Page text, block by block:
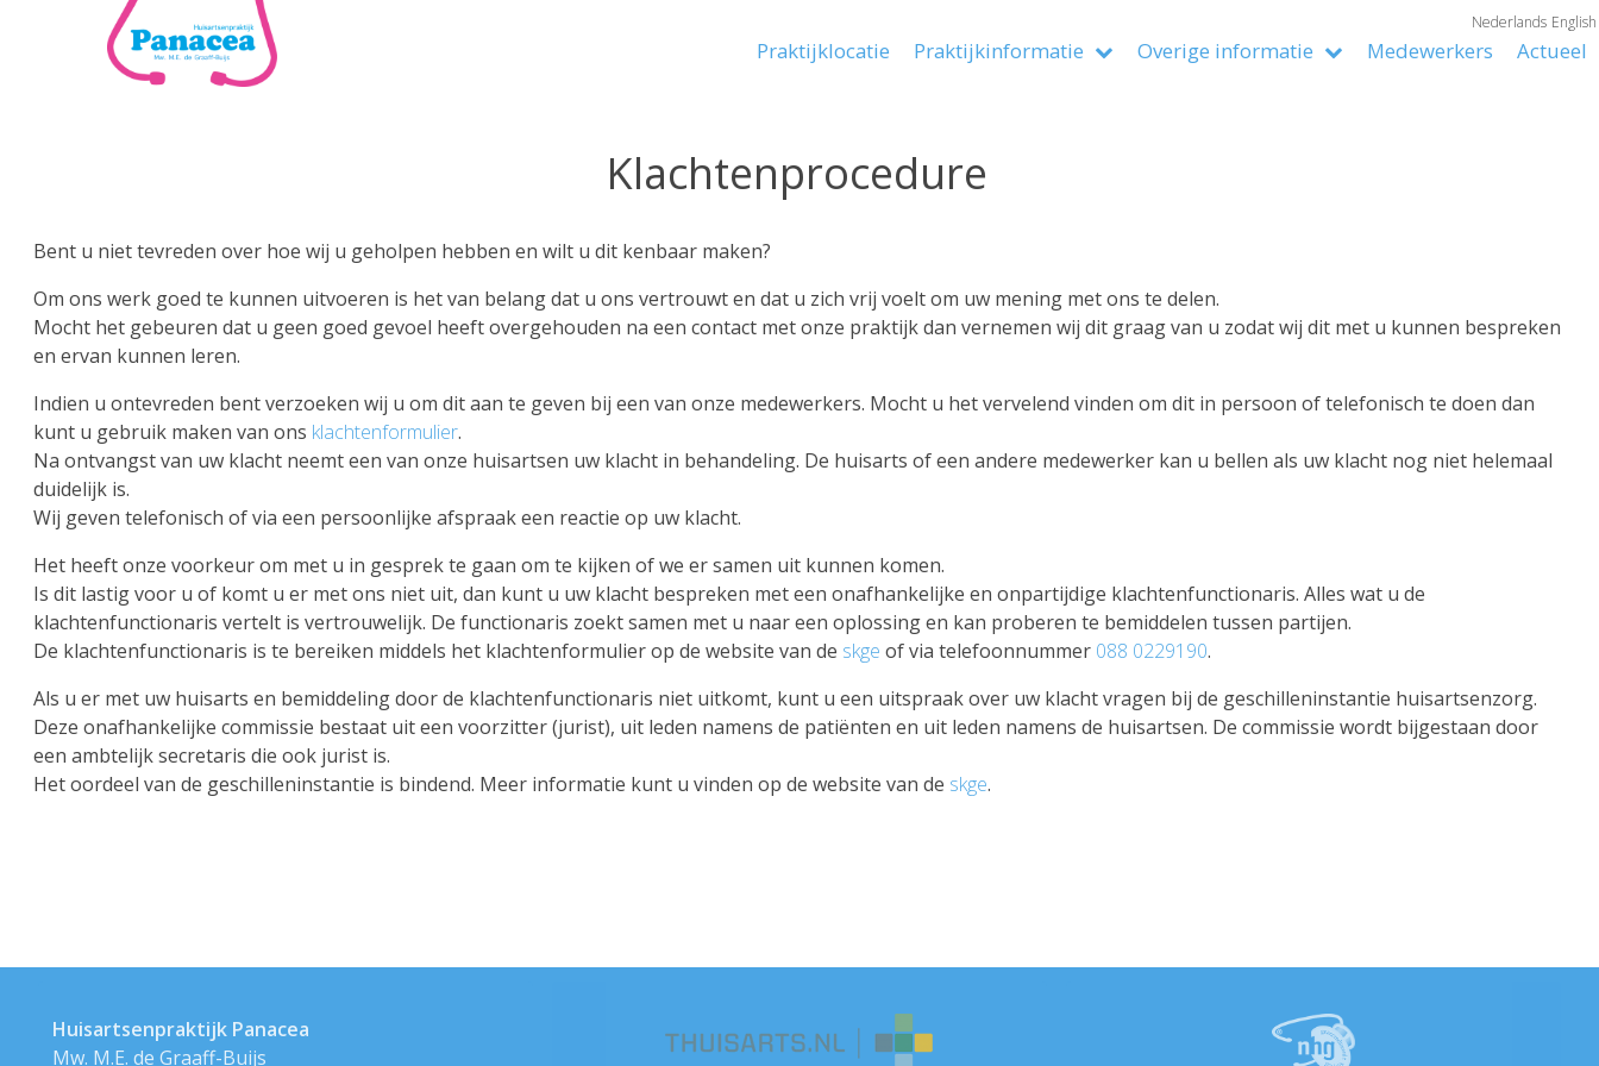
Nederlands English
Main
Praktijklocatie Praktijkinformatie Overige informatie Medewerkers Actueel
Klachtenprocedure
Bent u niet tevreden over hoe wij u geholpen hebben en wilt u dit kenbaar maken?
Om ons werk goed te kunnen uitvoeren is het van belang dat u ons vertrouwt en dat u zich vrij voelt om uw mening met ons te delen.
Mocht het gebeuren dat u geen goed gevoel heeft overgehouden na een contact met onze praktijk dan vernemen wij dit graag van u zodat wij dit met u kunnen bespreken
en ervan kunnen leren.
Indien u ontevreden bent verzoeken wij u om dit aan te geven bij een van onze medewerkers. Mocht u het vervelend vinden om dit in persoon of telefonisch te doen dan
kunt u gebruik maken van ons klachtenformulier.
Na ontvangst van uw klacht neemt een van onze huisartsen uw klacht in behandeling. De huisarts of een andere medewerker kan u bellen als uw klacht nog niet helemaal
duidelijk is.
Wij geven telefonisch of via een persoonlijke afspraak een reactie op uw klacht.
Het heeft onze voorkeur om met u in gesprek te gaan om te kijken of we er samen uit kunnen komen.
Is dit lastig voor u of komt u er met ons niet uit, dan kunt u uw klacht bespreken met een onafhankelijke en onpartijdige klachtenfunctionaris. Alles wat u de
klachtenfunctionaris vertelt is vertrouwelijk. De functionaris zoekt samen met u naar een oplossing en kan proberen te bemiddelen tussen partijen.
De klachtenfunctionaris is te bereiken middels het klachtenformulier op de website van de skge of via telefoonnummer 088 0229190.
Als u er met uw huisarts en bemiddeling door de klachtenfunctionaris niet uitkomt, kunt u een uitspraak over uw klacht vragen bij de geschilleninstantie huisartsenzorg.
Deze onafhankelijke commissie bestaat uit een voorzitter (jurist), uit leden namens de patiënten en uit leden namens de huisartsen. De commissie wordt bijgestaan door
een ambtelijk secretaris die ook jurist is.
Het oordeel van de geschilleninstantie is bindend. Meer informatie kunt u vinden op de website van de skge.
Huisartsenpraktijk Panacea
Mw. M.E. de Graaff-Buijs